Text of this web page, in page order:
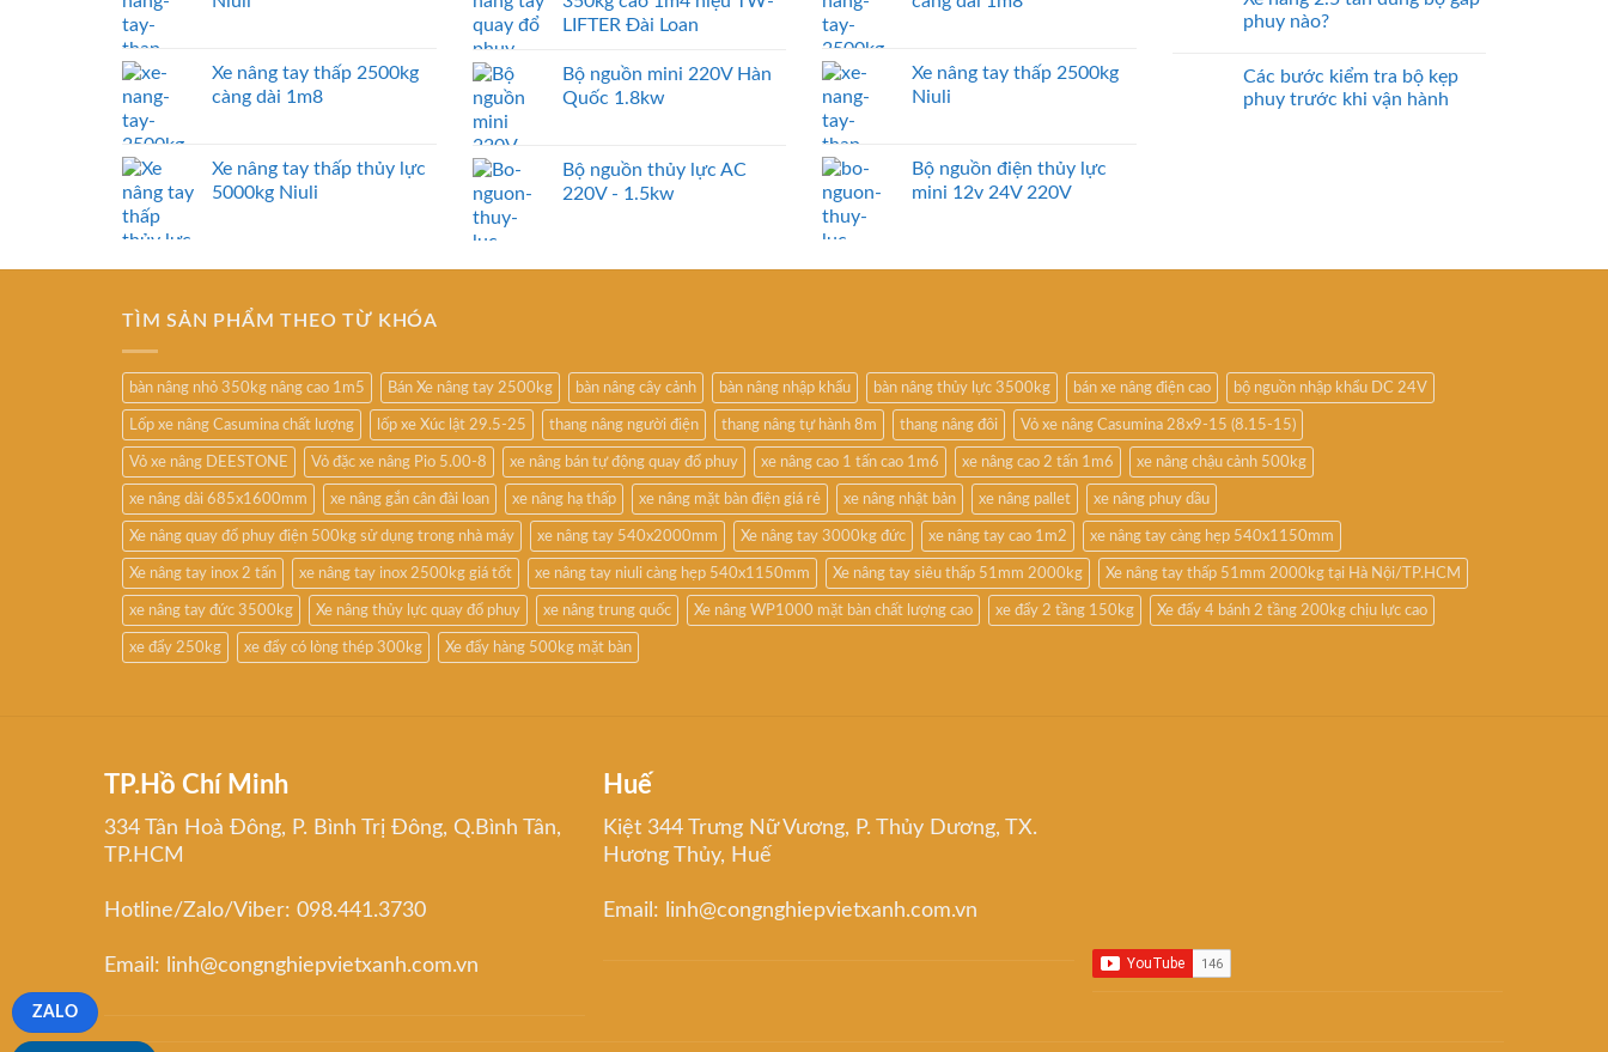
Xe nâng tay thấp 2500kg
càng dài 1m8
Xe nâng tay thấp thủy lực
5000kg Niuli
LIFTER Đài Loan
Bộ nguồn mini 220V Hàn
Quốc 1.8kw
Bộ nguồn thủy lực AC
220V - 1.5kw
Xe nâng tay thấp 2500kg
Niuli
Bộ nguồn điện thủy lực
mini 12v 24V 220V
phuy nào?
Các bước kiểm tra bộ kẹp
phuy trước khi vận hành
TÌM SẢN PHẨM THEO TỪ KHÓA
bàn nâng nhỏ 350kg nâng cao 1m5 Bán Xe nâng tay 2500kg bàn nâng cây cảnh bàn nâng nhập khẩu bàn nâng thủy lực 3500kg bán xe nâng điện cao bộ nguồn nhập khẩu DC 24V
Lốp xe nâng Casumina chất lượng lốp xe Xúc lật 29.5-25 thang nâng người điện thang nâng tự hành 8m thang nâng đôi Vỏ xe nâng Casumina 28x9-15 (8.15-15)
Vỏ xe nâng DEESTONE Vỏ đặc xe nâng Pio 5.00-8 xe nâng bán tự động quay đổ phuy xe nâng cao 1 tấn cao 1m6 xe nâng cao 2 tấn 1m6 xe nâng chậu cảnh 500kg
xe nâng dài 685x1600mm xe nâng gắn cân đài loan xe nâng hạ thấp xe nâng mặt bàn điện giá rẻ xe nâng nhật bản xe nâng pallet xe nâng phuy dầu
Xe nâng quay đổ phuy điện 500kg sử dụng trong nhà máy xe nâng tay 540x2000mm Xe nâng tay 3000kg đức xe nâng tay cao 1m2 xe nâng tay càng hẹp 540x1150mm
Xe nâng tay inox 2 tấn xe nâng tay inox 2500kg giá tốt xe nâng tay niuli càng hẹp 540x1150mm Xe nâng tay siêu thấp 51mm 2000kg Xe nâng tay thấp 51mm 2000kg tại Hà Nội/TP.HCM
xe nâng tay đức 3500kg Xe nâng thủy lực quay đổ phuy xe nâng trung quốc Xe nâng WP1000 mặt bàn chất lượng cao xe đẩy 2 tầng 150kg Xe đẩy 4 bánh 2 tầng 200kg chịu lực cao
xe đẩy 250kg xe đẩy có lòng thép 300kg Xe đẩy hàng 500kg mặt bàn
TP.Hồ Chí Minh
334 Tân Hoà Đông, P. Bình Trị Đông, Q.Bình Tân,
TP.HCM
Hotline/Zalo/Viber: 098.441.3730
Email: linh@congnghiepvietxanh.com.vn
Huế
Kiệt 344 Trưng Nữ Vương, P. Thủy Dương, TX.
Hương Thủy, Huế
Email: linh@congnghiepvietxanh.com.vn
ZALO